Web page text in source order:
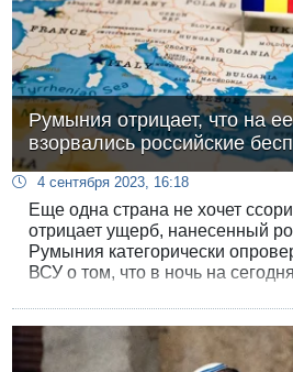
Румыния отрицает, что на
взорвались российские
4 сентября 2023, 16:18
Еще одна страна не хочет
отрицает ущерб, нанесенный
Румыния категорически
ВСУ о том, что в ночь на
Румынии.